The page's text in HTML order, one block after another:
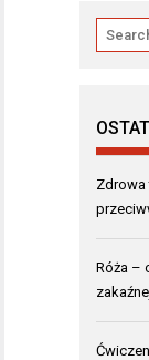
Róża –